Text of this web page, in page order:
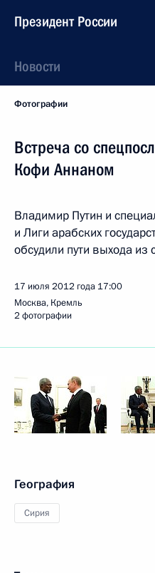
Президент России
Новости
Фотографии
Встреча со
Кофи Аннаном
Владимир Путин и
и Лиги арабских
обсудили пути выхода из
17 июля 2012 года 17:00
Москва, Кремль
2 фотографии
География
Сирия